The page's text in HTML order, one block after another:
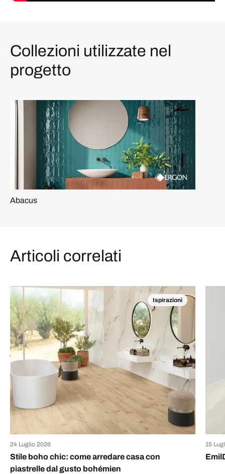
Collezioni utilizzate nel
progetto
Abacus
Articoli correlati
Ispirazioni
24 Luglio 2026
Stile boho chic: come arredare casa con
piastrelle dal gusto bohémien
15